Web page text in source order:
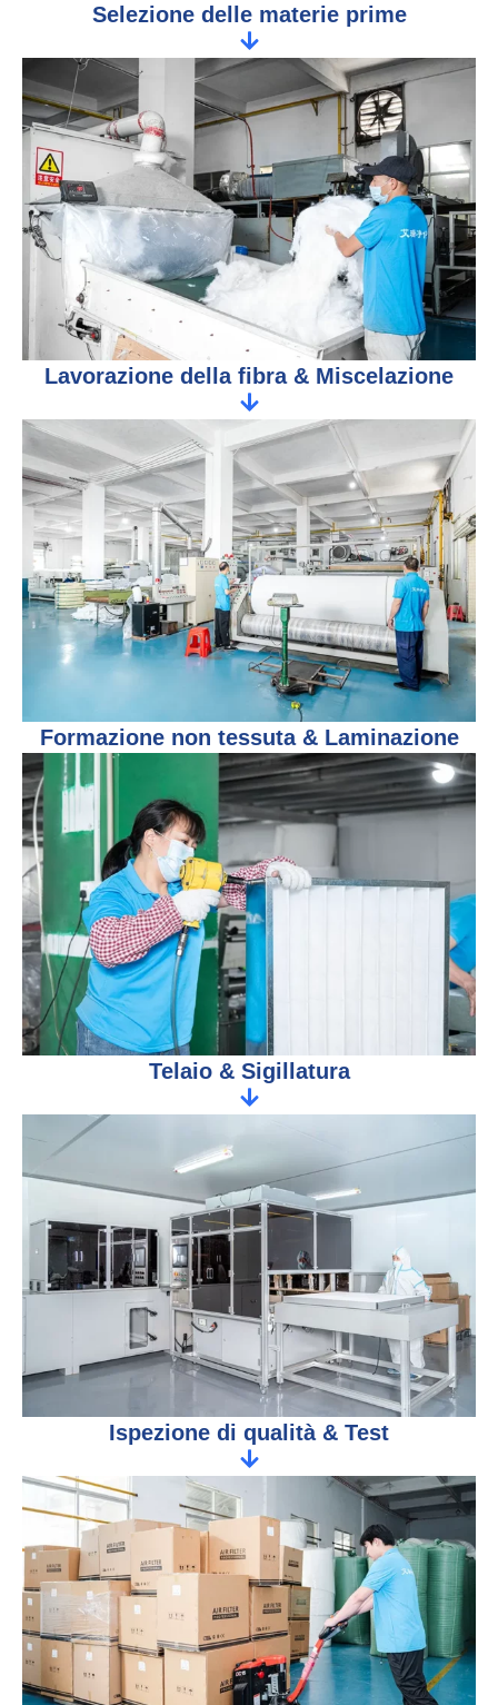
Selezione delle materie prime
Lavorazione della fibra & Miscelazione
Formazione non tessuta & Laminazione
Telaio & Sigillatura
Ispezione di qualità & Test